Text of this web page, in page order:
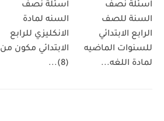
اسئلة نصف
السنة للصف
الرابع الابتدائي
للسنوات الماضيه
لمادة اللغه...
اسئلة نصف
السنه لمادة
الانكليزي للرابع
الابتدائي مكون من
(8)...